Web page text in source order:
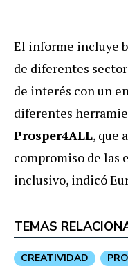
El informe incluye
de diferentes
de interés con un
diferentes
Prosper4ALL, que
compromiso de las
inclusivo, indicó
TEMAS
CREATIVIDAD